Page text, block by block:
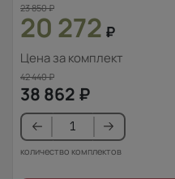
23 850₽
20 272 ₽
Цена за комплект
42 440₽
38 862 ₽
количество комплектов